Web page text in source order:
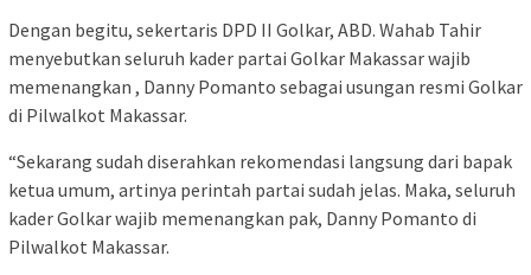
Dengan begitu, sekertaris DPD II Golkar, ABD. Wahab Tahir
menyebutkan seluruh kader partai Golkar Makassar wajib
memenangkan , Danny Pomanto sebagai usungan resmi Golkar
di Pilwalkot Makassar.
“Sekarang sudah diserahkan rekomendasi langsung dari bapak
ketua umum, artinya perintah partai sudah jelas. Maka, seluruh
kader Golkar wajib memenangkan pak, Danny Pomanto di
Pilwalkot Makassar.